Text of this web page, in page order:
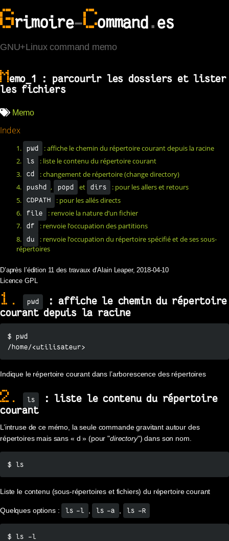
Grimoire-Command.es
GNU+Linux command memo
Memo_1 : parcourir les dossiers et lister
les fichiers
Memo
Index
1. pwd
: affiche le chemin du répertoire courant depuis la racine
2.
ls
: liste le contenu du répertoire courant
3.
cd
: changement de répertoire (change directory)
4.
pushd , popd et dirs
: pour les allers et retours
5.
CDPATH
: pour les allés directs
6.
file
: renvoie la nature d’un fichier
7.
df
: renvoie l’occupation des partitions
8.
du
: renvoie l’occupation du répertoire spécifié et de ses sous-
répertoires
D’après l’édition 11 des travaux d’Alain Leaper, 2018-04-10
Licence GPL
1. pwd
: affiche le chemin du répertoire
courant depuis la racine
$ pwd
/home/<utilisateur>
Indique le répertoire courant dans l’arborescence des répertoires
2. ls
: liste le contenu du répertoire
courant
L’intruse de ce mémo, la seule commande gravitant autour des
répertoires mais sans « d » (pour "directory") dans son nom.
$ ls
Liste le contenu (sous-répertoires et fichiers) du répertoire courant
Quelques options : ls -l ls -a ls -R
$ ls -l